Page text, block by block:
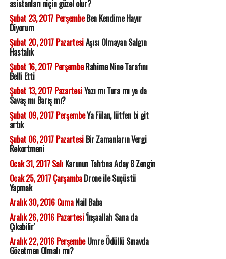
asistanları niçin güzel olur?
Şubat 23, 2017 PerşembeBen Kendime Hayır
Diyorum
Şubat 20, 2017 PazartesiAşısı Olmayan Salgın
Hastalık
Şubat 16, 2017 PerşembeRahime Nine Tarafını
Belli Etti
Şubat 13, 2017 PazartesiYazı mı Tura mı ya da
Savaş mı Barış mı?
Şubat 09, 2017 PerşembeYa Fülan, lütfen bi git
artık
Şubat 06, 2017 PazartesiBir Zamanların Vergi
Rekortmeni
Ocak 31, 2017 SalıKarunun Tahtına Aday 8 Zengin
Ocak 25, 2017 ÇarşambaDrone ile Suçüstü
Yapmak
Aralık 30, 2016 CumaNail Baba
Aralık 26, 2016 Pazartesi'İnşaallah Sana da
Çıkabilir'
Aralık 22, 2016 PerşembeUmre Ödüllü Sınavda
Gözetmen Olmalı mı?